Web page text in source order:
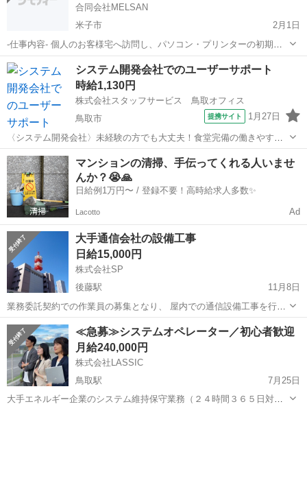
合同会社MELSAN
米子市
2月1日
-仕事内容- 個人のお客様宅へ訪問し、パソコン・プリンターの初期設
置、インターネット接続設定、セキュリティ対策設定等の各種設定。
パソコンの各種トラブル解決のため出張サポートを行う業務です。 パ
ソコン全般の設定...
鳥取 業務
システム開発会社でのユーザーサポート
時給1,130円
株式会社スタッフサービス 鳥取オフィス
鳥取市
提携サイト 1月27日
〈システム開発会社〉未経験の方でも大丈夫！食堂完備の働きやすい
職場です！ 【お願いしたいお仕事の内容】情報システム部門のヘ
ルプ対応(東京の案件を遠隔でサポートする業務)：社内のユーザーから
の端末やシステムに関する対応、...
鳥取 鳥取市
マンションの清掃、手伝ってくれる人いませ
んか？😭🙏
日給例1万円〜 / 登録不要！高時給求人多数✨
Lacotto Ad
大手通信会社の設備工事
日給15,000円
株式会社SP
後藤駅
11月8日
業務委託契約での作業員の募集となり、 屋内での通信設備工事を行な
って頂ける方を1名募集しております。 1カ月間の研修期間は日給
10,000円とし、2カ月目以降の日給が15,000円となります。 2人1組で
作業致しますので、未...
鳥取 米子市 後藤駅
≪急募≫システムオペレーター／初心者歓迎
月給240,000円
株式会社LASSIC
鳥取駅
7月25日
大手エネルギー企業のシステム維持保守業務（２４時間３６５日対